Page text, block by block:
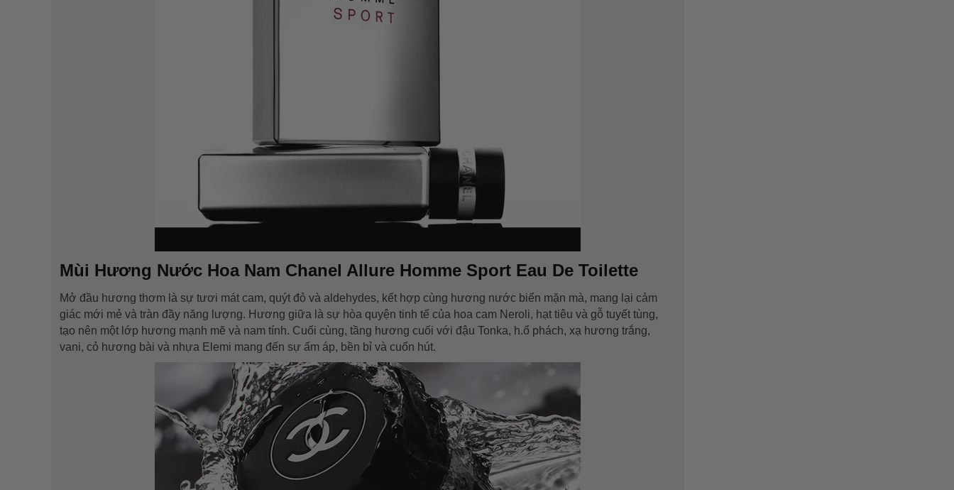
Mùi Hương Nước Hoa Nam Chanel Allure Homme Sport Eau De Toilette
Mở đầu hương thơm là sự tươi mát cam, quýt đỏ và aldehydes, kết hợp cùng hương nước biển mặn mà, mang lại cảm
giác mới mẻ và tràn đầy năng lượng. Hương giữa là sự hòa quyện tinh tế của hoa cam Neroli, hạt tiêu và gỗ tuyết tùng,
tạo nên một lớp hương mạnh mẽ và nam tính. Cuối cùng, tầng hương cuối với đậu Tonka, h.ổ phách, xạ hương trắng,
vani, cỏ hương bài và nhựa Elemi mang đến sự ấm áp, bền bỉ và cuốn hút.